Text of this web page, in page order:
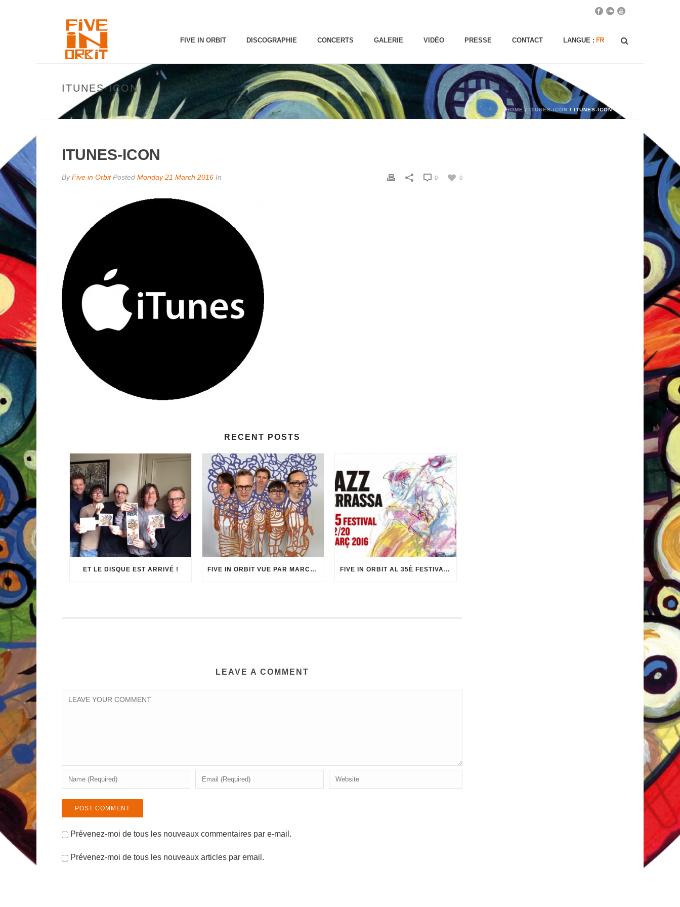
FIVE IN ORBIT DISCOGRAPHIE CONCERTS GALERIE VIDÉO PRESSE CONTACT LANGUE :
ITUNES-ICON
HOME/ ITUNES-ICON / ITUNES-ICON
ITUNES-ICON
ByFive in Orbit Posted Monday 21 March 2016 In 0
0
RECENT POSTS
ET LE DISQUE EST ARRIVÉ ! FIVE IN ORBIT VUE PAR MARCEL·LÍ ANTÚNEZ ROCA FIVE IN ORBIT AL 35È FESTIVAL DE JAZZ DE TERRASSA
LEAVE A COMMENT
Prévenez-moi de tous les nouveaux commentaires par e-mail.
Prévenez-moi de tous les nouveaux articles par email.